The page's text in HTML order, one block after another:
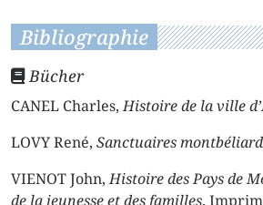
Bibliographie
Bücher
CANEL Charles,Histoire de la ville
LOVY René, Sanctuaires
VIENOT John,Histoire des Pays de
de la jeunesse et des familles,